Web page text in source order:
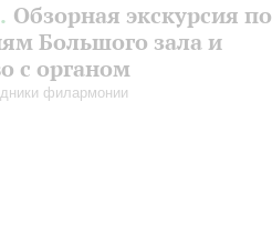
Обзорная экскурсия по
Большого зала и
с органом
филармонии